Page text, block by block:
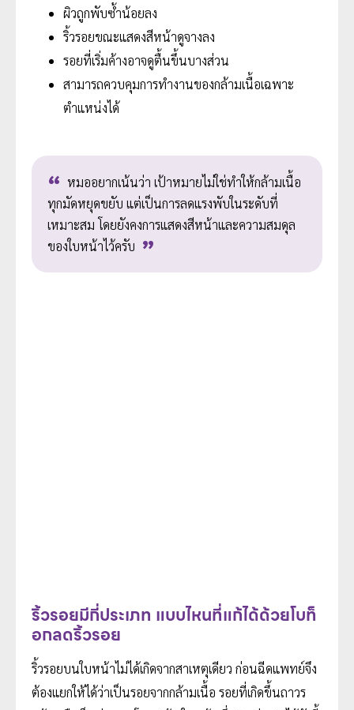
ผิวถูกพับซ้ำน้อยลง
ริ้วรอยขณะแสดงสีหน้าดูจางลง
รอยที่เริ่มค้างอาจดูตื้นขึ้นบางส่วน
สามารถควบคุมการทำงานของกล้ามเนื้อเฉพาะ
ตำแหน่งได้
หมออยากเน้นว่า เป้าหมายไม่ใช่ทำให้กล้ามเนื้อ
ทุกมัดหยุดขยับ แต่เป็นการลดแรงพับในระดับที่
เหมาะสม โดยยังคงการแสดงสีหน้าและความสมดุล
ของใบหน้าไว้ครับ
ริ้วรอยมีกี่ประเภท แบบไหนที่แก้ได้ด้วยโบท็
อกลดริ้วรอย
ริ้วรอยบนใบหน้าไม่ได้เกิดจากสาเหตุเดียว ก่อนฉีดแพทย์จึง
ต้องแยกให้ได้ว่าเป็นรอยจากกล้ามเนื้อ รอยที่เกิดขึ้นถาวร